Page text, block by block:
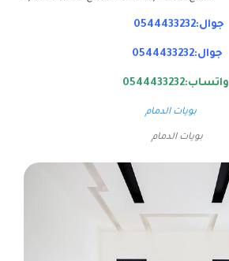
جوال:0544433232
جوال:0544433232
واتساب:0544433232
بويات الدمام